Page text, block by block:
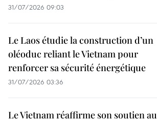
31/07/2026 09:03
Le Laos étudie la construction d’un
oléoduc reliant le Vietnam pour
renforcer sa sécurité énergétique
31/07/2026 03:36
Le Vietnam réaffirme son soutien au